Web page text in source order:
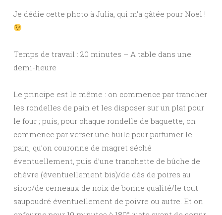
Je dédie cette photo à Julia, qui m’a gâtée pour Noël !
Temps de travail : 20 minutes – A table dans une
demi-heure
Le principe est le même : on commence par trancher
les rondelles de pain et les disposer sur un plat pour
le four ; puis, pour chaque rondelle de baguette, on
commence par verser une huile pour parfumer le
pain, qu’on couronne de magret séché
éventuellement, puis d’une tranchette de bûche de
chèvre (éventuellement bis)/de dés de poires au
sirop/de cerneaux de noix de bonne qualité/le tout
saupoudré éventuellement de poivre ou autre. Et on